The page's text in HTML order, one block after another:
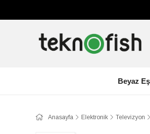
Beyaz
Anasayfa Elektronik Televizyon